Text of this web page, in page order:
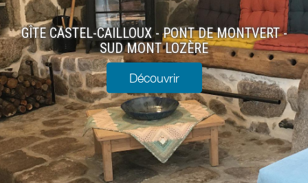
GÎTE CASTEL-CAILLOUX - PONT DE MONTVERT -
SUD MONT LOZÈRE
Découvrir